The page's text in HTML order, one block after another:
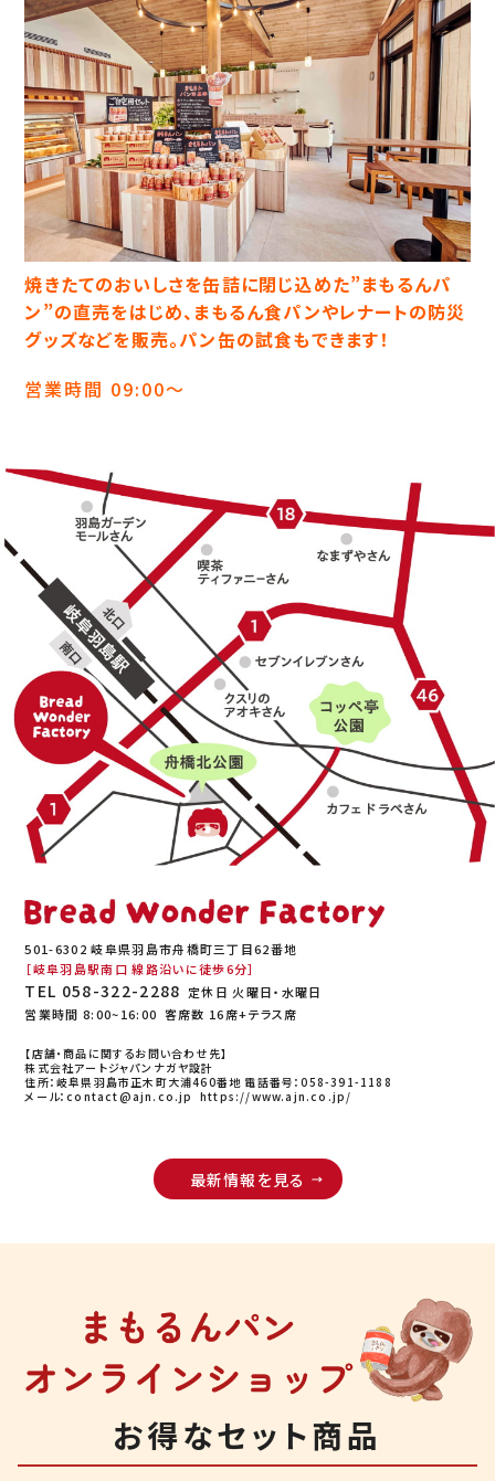
焼きたてのおいしさを缶詰に閉じ込めた”まもるんパ
ン”の直売をはじめ、まもるん食パンやレナートの防災
グッズなどを販売。パン缶の試食もできます！
営業時間 09:00～
501-6302 岐阜県羽島市舟橋町三丁目62番地
［岐阜羽島駅南口 線路沿いに徒歩6分］
TEL 058-322-2288 定休日 火曜日・水曜日
営業時間 8:00~16:00 客席数 16席+テラス席
【店舗・商品に関するお問い合わせ先】
株式会社アートジャパンナガヤ設計
住所：岐阜県羽島市正木町大浦460番地 電話番号：058-391-1188
メール：contact@ajn.co.jphttps://www.ajn.co.jp/
最新情報を見る
お得なセット商品